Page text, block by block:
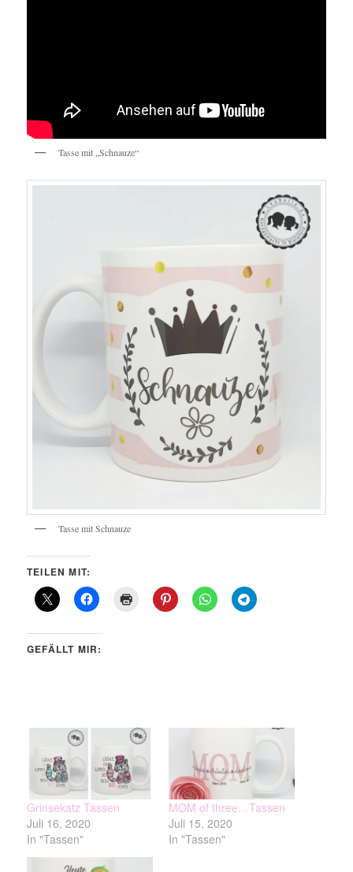
Tasse mit „Schnauze“
Tasse mit Schnauze
TEILEN MIT:
GEFÄLLT MIR:
Grinsekatz Tassen
Juli 16, 2020
In "Tassen"
MOM of three…Tassen
Juli 15, 2020
In "Tassen"